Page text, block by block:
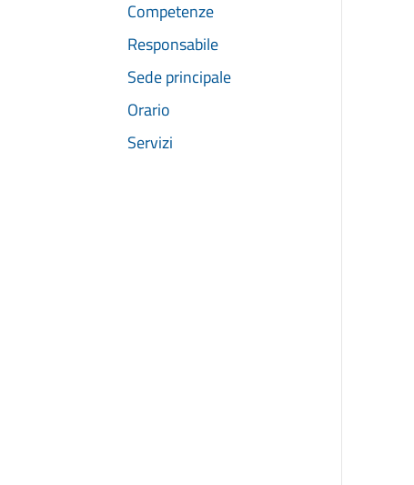
Competenze
Responsabile
Sede principale
Orario
Servizi